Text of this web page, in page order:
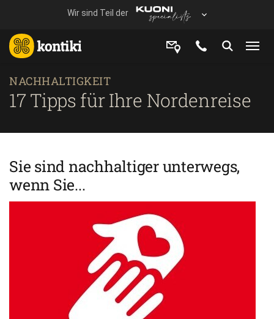
NACHHALTIGKEIT
17 Tipps für Ihre Nordenreise
Sie sind nachhaltiger unterwegs,
wenn Sie...